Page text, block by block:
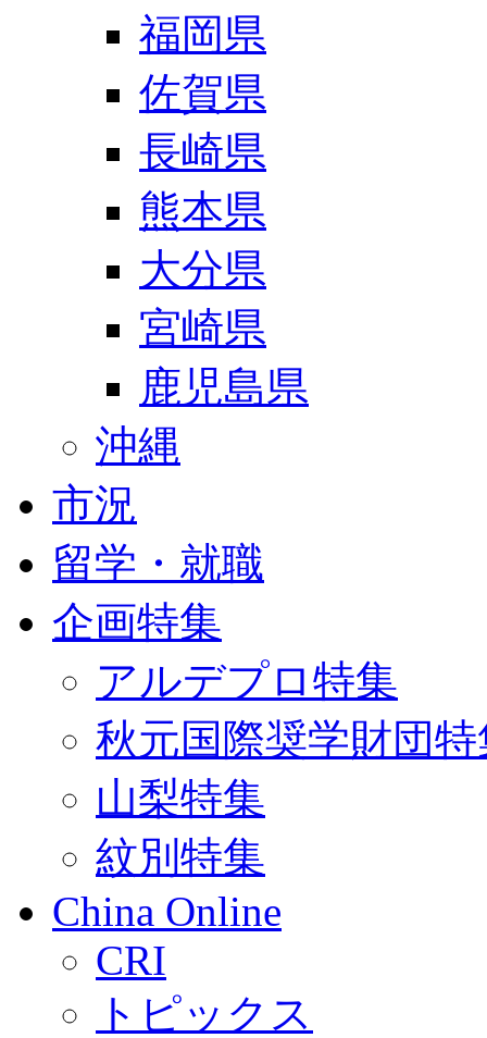
福岡県
佐賀県
長崎県
熊本県
大分県
宮崎県
鹿児島県
沖縄
市況
留学・就職
企画特集
アルデプロ特集
秋元国際奨学財団特
山梨特集
紋別特集
China Online
CRI
トピックス